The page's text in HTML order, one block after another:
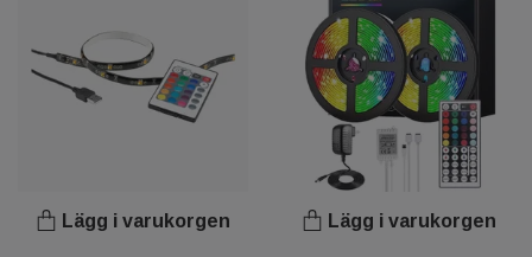
Lägg i varukorgen Lägg i varukorgen